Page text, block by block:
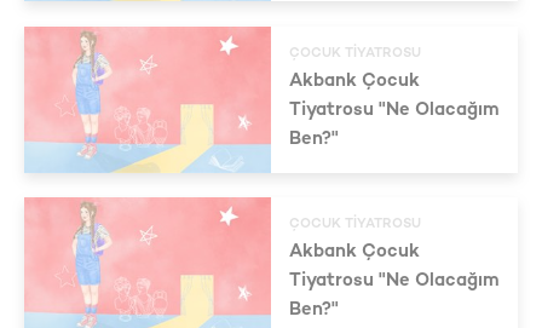
ÇOCUK TIYATROSU
Akbank Çocuk
Tiyatrosu "Ne Olacağım
Ben?"
ÇOCUK TIYATROSU
Akbank Çocuk
Tiyatrosu "Ne Olacağım
Ben?"